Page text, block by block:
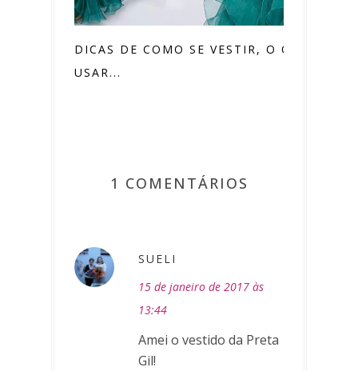
DICAS DE COMO SE VESTIR, O QUE
USAR...
1 COMENTÁRIOS
SUELI
15 de janeiro de 2017 às
13:44
Amei o vestido da Preta
Gil!